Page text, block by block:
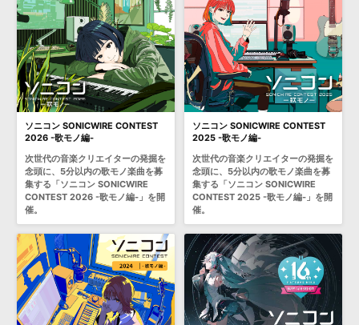
効果音 »
BGM »
お問い合わせ » 無償のサウンド 管理ソフト
次世代型ボーカル・エディタ
APS 映像のBGM・セリフを音声分離
SLS 音素材の制作・ ライセンス提供
ソニコン SONICWIRE CONTEST
2026 -歌モノ編-
次世代の音楽クリエイターの発掘を
念頭に、5分以内の歌モノ楽曲を募
集する「ソニコン SONICWIRE
CONTEST 2026 -歌モノ編-」を開
催。
ソニコン SONICWIRE CONTEST
2025 -歌モノ編-
次世代の音楽クリエイターの発掘を
念頭に、5分以内の歌モノ楽曲を募
集する「ソニコン SONICWIRE
CONTEST 2025 -歌モノ編-」を開
催。